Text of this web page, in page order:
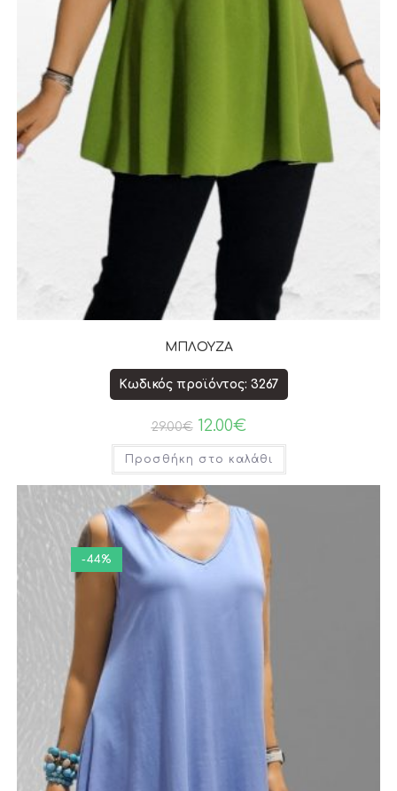
ΜΠΛΟΥΖΑ
Κωδικός προϊόντος: 3267
29.00€ 12.00€
Προσθήκη στο καλάθι
-44%